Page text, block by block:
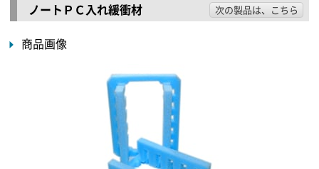
ノートＰＣ入れ緩衝材 次の製品は、こちら
商品画像